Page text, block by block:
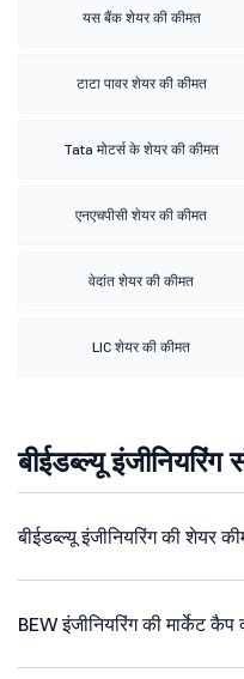
यस बैंक शेयर की कीमत
टाटा पावर शेयर की कीमत
Tata मोटर्स के शेयर की कीमत
एनएचपीसी शेयर की कीमत
वेदांत शेयर की कीमत
LIC शेयर की कीमत
बीईडब्ल्यू इंजीनियरिंग
बीईडब्ल्यू इंजीनियरिंग की शेयर
BEW इंजीनियरिंग की मार्केट कैप